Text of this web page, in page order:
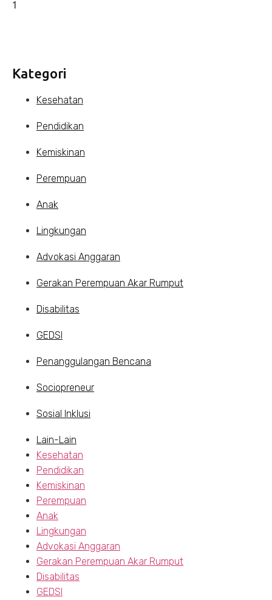
Kategori
Kesehatan
Pendidikan
Kemiskinan
Perempuan
Anak
Lingkungan
Advokasi Anggaran
Gerakan Perempuan Akar Rumput
Disabilitas
GEDSI
Penanggulangan Bencana
Sociopreneur
Sosial Inklusi
Lain-Lain
Kesehatan
Pendidikan
Kemiskinan
Perempuan
Anak
Lingkungan
Advokasi Anggaran
Gerakan Perempuan Akar Rumput
Disabilitas
GEDSI